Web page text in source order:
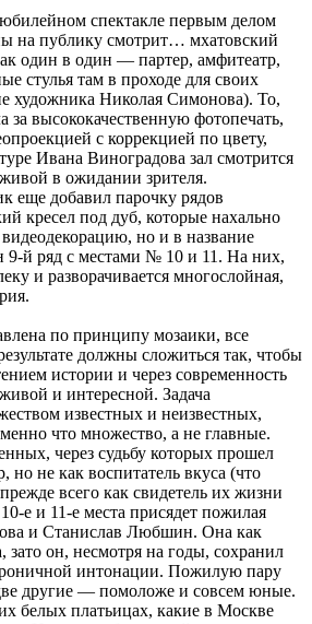
спектакле первым делом
на публику смотрит… мхатовский
один в один — партер, амфитеатр,
стулья там в проходе для своих
художника Николая Симонова). То,
за высококачественную фотопечать,
с коррекцией по цвету,
Ивана Виноградова зал смотрится
в ожидании зрителя.
еще добавил парочку рядов
кресел под дуб, которые нахально
но и в название
9-й ряд с местами № 10 и 11. На них,
и разворачивается многослойная,
по принципу мозаики, все
должны сложиться так, чтобы
истории и через современность
и интересной. Задача
известных и неизвестных,
что множество, а не главные.
через судьбу которых прошел
но не как воспитатель вкуса (что
всего как свидетель их жизни
е и 11-е места присядет пожилая
и Станислав Любшин. Она как
зато он, несмотря на годы, сохранил
интонации. Пожилую пару
другие — помоложе и совсем юные.
белых платьицах, какие в Москве